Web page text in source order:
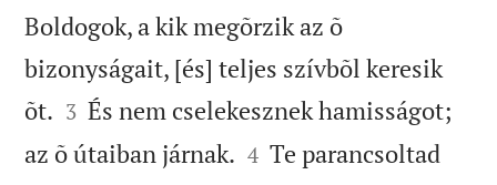
Boldogok, a kik megõrzik az õ
bizonyságait, [és] teljes szívbõl keresik
õt. 

3 És nem cselekesznek hamisságot;
az õ útaiban járnak. 

4 Te parancsoltad